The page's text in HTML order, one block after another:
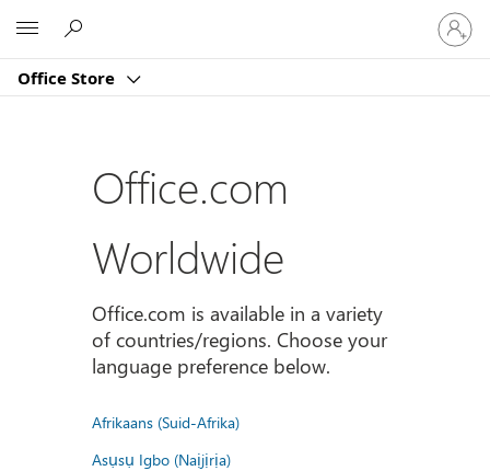
Office Store
Sign
in
to
account
Office.com
Worldwide
Office.com is available in a variety
of countries/regions. Choose your
language preference below.
Afrikaans (Suid-Afrika)
Asụsụ Igbo (Naịjịrịa)